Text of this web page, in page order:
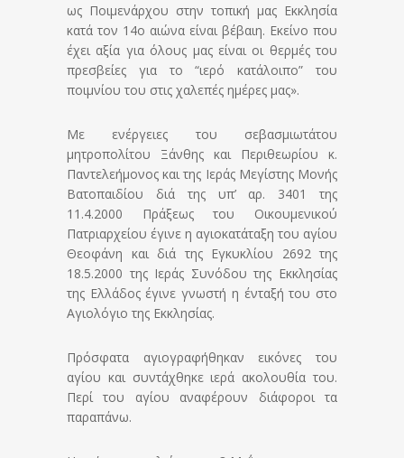
ως Ποιμενάρχου στην τοπική μας Εκκλησία
κατά τον 14ο αιώνα είναι βέβαιη. Εκείνο που
έχει αξία για όλους μας είναι οι θερμές του
πρεσβείες για το “ιερό κατάλοιπο” του
ποιμνίου του στις χαλεπές ημέρες μας».
Με ενέργειες του σεβασμιωτάτου
μητροπολίτου Ξάνθης και Περιθεωρίου κ.
Παντελεήμονος και της Ιεράς Μεγίστης Μονής
Βατοπαιδίου διά της υπ’ αρ. 3401 της
11.4.2000 Πράξεως του Οικουμενικού
Πατριαρχείου έγινε η αγιοκατάταξη του αγίου
Θεοφάνη και διά της Εγκυκλίου 2692 της
18.5.2000 της Ιεράς Συνόδου της Εκκλησίας
της Ελλάδος έγινε γνωστή η ένταξή του στο
Αγιολόγιο της Εκκλησίας.
Πρόσφατα αγιογραφήθηκαν εικόνες του
αγίου και συντάχθηκε ιερά ακολουθία του.
Περί του αγίου αναφέρουν διάφοροι τα
παραπάνω.